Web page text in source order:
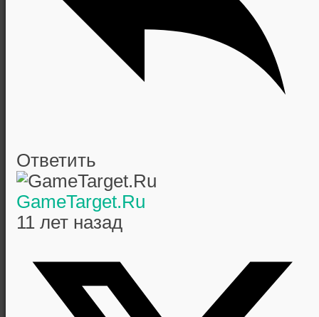
Ответить
GameTarget.Ru
11 лет назад